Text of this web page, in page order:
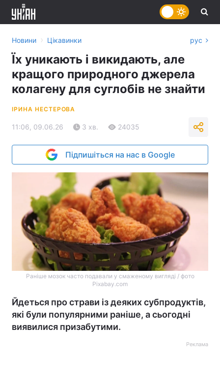
Новини › Цікавинки рус
Їх уникають і викидають, але
кращого природного джерела
колагену для суглобів не знайти
ІРИНА НЕСТЕРОВА
11:06, 09.06.26 3 хв. 24035
Підпишіться на нас в Google
Раніше мозок часто подавали у смаженому вигляді / фото
Pixabay.com
Йдеться про страви із деяких субпродуктів,
які були популярними раніше, а сьогодні
виявилися призабутими.
Реклама